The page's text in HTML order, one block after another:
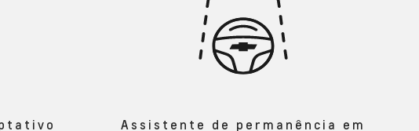
Assistente de permanência em